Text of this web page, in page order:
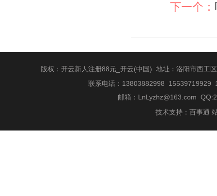
下一个：
版权：开云新人注册88元_开云(中国) 地址：洛阳市西工
联系电话：13803882998
邮箱： LnLyzhz@163.com
技术支持： 百事通